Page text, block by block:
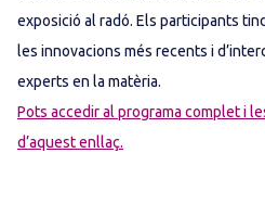
exposició al radó. Els participants
les innovacions més recents i
experts en la matèria.
Pots accedir al programa complet i
d’aquest enllaç.